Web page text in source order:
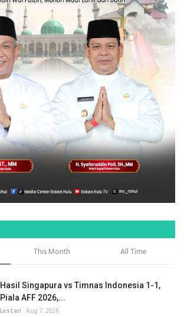
This Month All Time
Hasil Singapura vs Timnas Indonesia 1-1,
Piala AFF 2026,...
Lestari Aug 7, 2026